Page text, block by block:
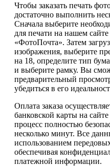
Чтобы заказать печать
достаточно выполнить
Сначала выберите
для печати на нашем
«ФотоПочта». Затем
изображения, выберите
на 18, определите тип
и выберите рамку. Вы
предварительный
убедиться в его
Оплата заказа
банковской карты на
процесс полностью
несколько минут. Все
использованием
обеспечивая
платежной информации.